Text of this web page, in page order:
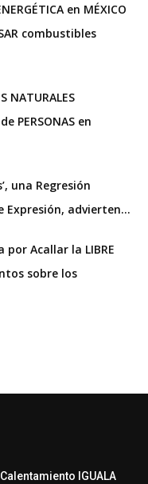
en MÉXICO
combustibles
NATURALES
PERSONAS en
una Regresión
Expresión, advierten…
por Acallar la LIBRE
sobre los
Calentamiento IGUALA